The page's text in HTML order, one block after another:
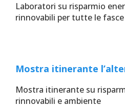
Laboratori su risparmio
rinnovabili per tutte le
Mostra itinerante
Mostra itinerante su
rinnovabili e ambiente